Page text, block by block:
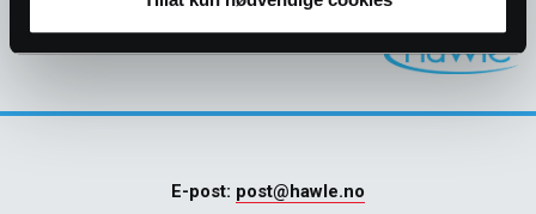
E-post: post@hawle.no